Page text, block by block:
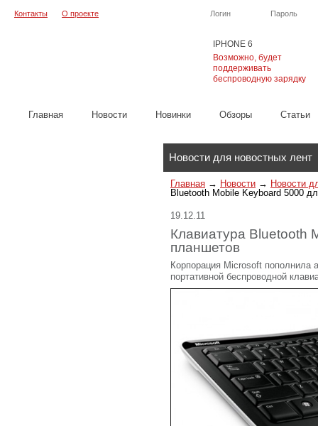
IPHONE 6
Возможно, будет
поддерживать
беспроводную зарядку
Логин Пароль
Контакты О проекте
Главная Новости Новинки Обзоры Cтатьи
Новости для новостных лент
Главная → Новости → Новости
Bluetooth Mobile Keyboard 5000
19.12.11
Клавиатура Bluetooth
планшетов
Корпорация Microsoft пополнила
портативной беспроводной